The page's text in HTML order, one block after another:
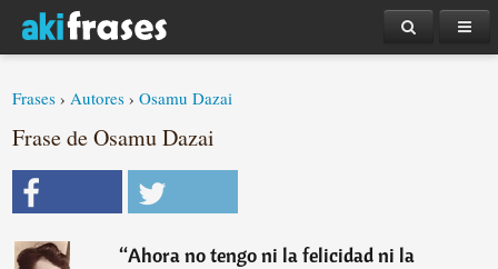
Frases ›Autores ›Osamu Dazai
Frase de Osamu Dazai
“Ahora no tengo ni la felicidad ni la